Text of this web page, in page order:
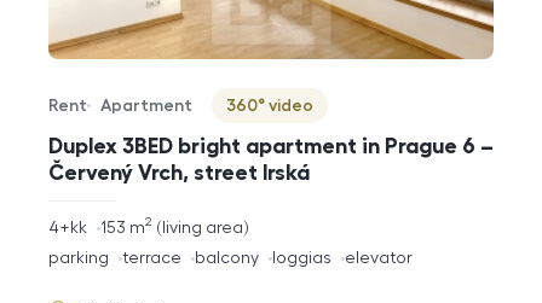
Duplex 3BED bright apartment in Prague 6 –
Červený Vrch, street Irská
Offer type
Rent
Property type
Apartment
Virtuální prohlídka
360° video
rozměry
disposition
4+kk living area
153 m2
funkce
parking terrace balcony loggias elevator